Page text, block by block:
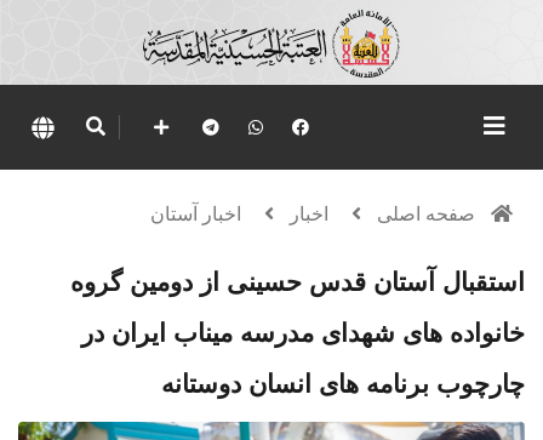
صفحه اصلی اخبار اخبار آستان
استقبال آستان قدس حسینی از دومین گروه
خانواده‌ های شهدای مدرسه میناب ایران در
چارچوب برنامه‌ های انسان دوستانه